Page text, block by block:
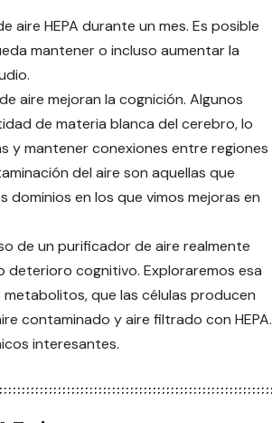
HEPA durante un mes. Es posible
mantener o incluso aumentar la
aire mejoran la cognición. Algunos
de materia blanca del cerebro, lo
y mantener conexiones entre regiones
del aire son aquellas que
dominios en los que vimos mejoras en
de un purificador de aire realmente
cognitivo. Exploraremos esa
que las células producen
contaminado y aire filtrado con HEPA.
interesantes.